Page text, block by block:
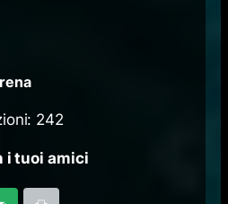
242
i tuoi amici